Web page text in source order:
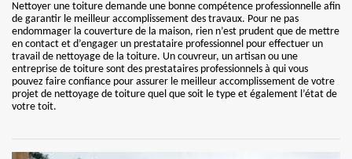
Nettoyer une toiture demande une bonne compétence professionnelle afin
de garantir le meilleur accomplissement des travaux. Pour ne pas
endommager la couverture de la maison, rien n’est prudent que de mettre
en contact et d’engager un prestataire professionnel pour effectuer un
travail de nettoyage de la toiture. Un couvreur, un artisan ou une
entreprise de toiture sont des prestataires professionnels à qui vous
pouvez faire confiance pour assurer le meilleur accomplissement de votre
projet de nettoyage de toiture quel que soit le type et également l’état de
votre toit.